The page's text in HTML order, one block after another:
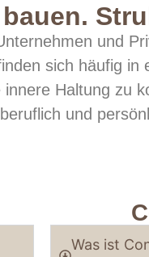
und
sich häufig
Haltung zu
und
Was ist